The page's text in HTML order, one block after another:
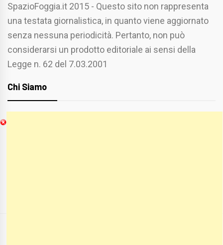
SpazioFoggia.it 2015 - Questo sito non rappresenta
una testata giornalistica, in quanto viene aggiornato
senza nessuna periodicità. Pertanto, non può
considerarsi un prodotto editoriale ai sensi della
Legge n. 62 del 7.03.2001
Chi Siamo